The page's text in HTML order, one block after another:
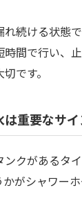
れ続ける状態
間で行い、
です。
重要なサイ
クがあるタ
がシャワー